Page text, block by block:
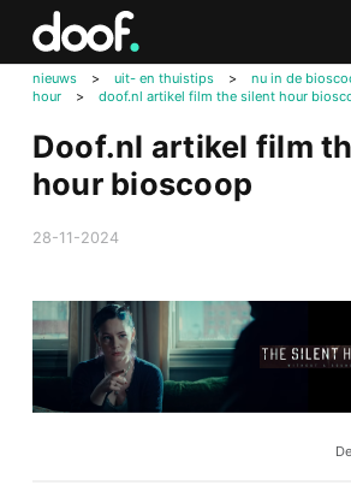
nieuws > uit- en thuistips >
nu in de
hour
> doof.nl artikel film the silent hour
Doof.nl artikel film
hour bioscoop
28-11-2024
Doof.nl